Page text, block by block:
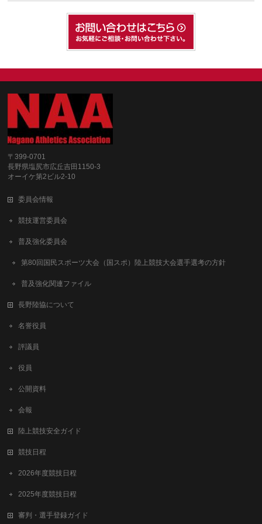
〒399-0701
長野県塩尻市広丘吉田1150-3
オーイケ第2ビル2-10
委員会情報
競技運営委員会
普及強化委員会
第80回国民スポーツ大会（国スポ）陸上競技大会選手選考の方針
普及強化関連ファイル
長野陸協について
名誉役員
評議員
役員
公開資料
会報
陸上競技安全ガイド
競技日程
2026年度競技日程
2025年度競技日程
審判・選手登録ガイド